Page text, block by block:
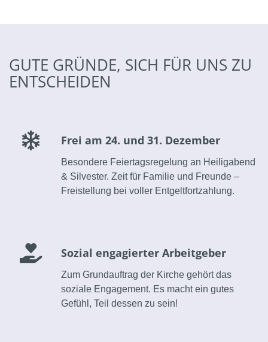
GUTE GRÜNDE, SICH FÜR UNS ZU
ENTSCHEIDEN
Frei am 24. und 31. Dezember
Besondere Feiertagsregelung an Heiligabend
& Silvester. Zeit für Familie und Freunde –
Freistellung bei voller Entgeltfortzahlung.
Sozial engagierter Arbeitgeber
Zum Grundauftrag der Kirche gehört das
soziale Engagement. Es macht ein gutes
Gefühl, Teil dessen zu sein!